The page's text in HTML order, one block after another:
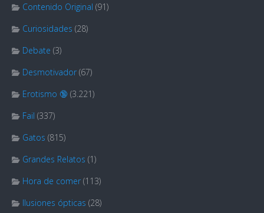
Contenido Original (91)
Curiosidades (28)
Debate (3)
Desmotivador (67)
Erotismo 🔞 (3.221)
Fail (337)
Gatos (815)
Grandes Relatos (1)
Hora de comer (113)
Ilusiones ópticas (28)